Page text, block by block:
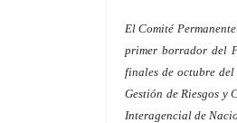
El Comité
primer borrador del
finales de octubre
Gestión de Riesgos y
Interagencial de